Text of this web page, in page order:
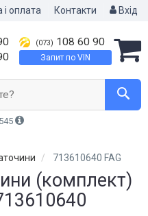
оплата Контакти Вхід
(073) 108 60 90
Запит по VIN
713610640 FAG
(комплект)